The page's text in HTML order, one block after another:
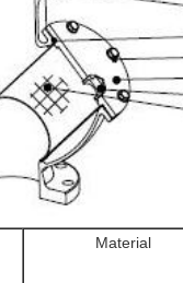
Material